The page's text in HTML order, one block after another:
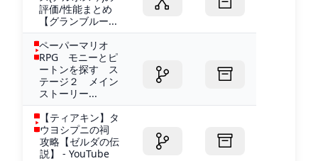
評価/性能まとめ
【グランブルー...
ペーパーマリオ
RPG モニーとピ
ートンを探す ス
テージ２ メイン
ストーリー...
【ティアキン】タ
ウヨシプニの祠
攻略【ゼルダの伝
説】 - YouTube